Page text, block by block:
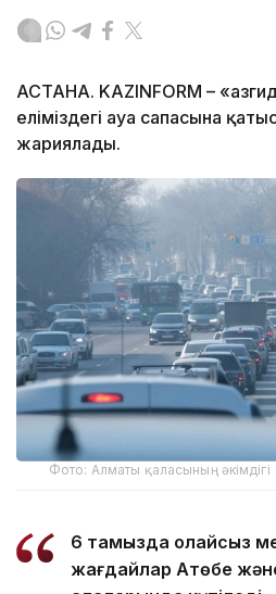
АСТАНА. KAZINFORM –
еліміздегі ауа сапасына
жариялады.
Фото: Алматы қаласының әкімдігі
6 тамызда қолайсыз
жағдайлар Ақтөбе